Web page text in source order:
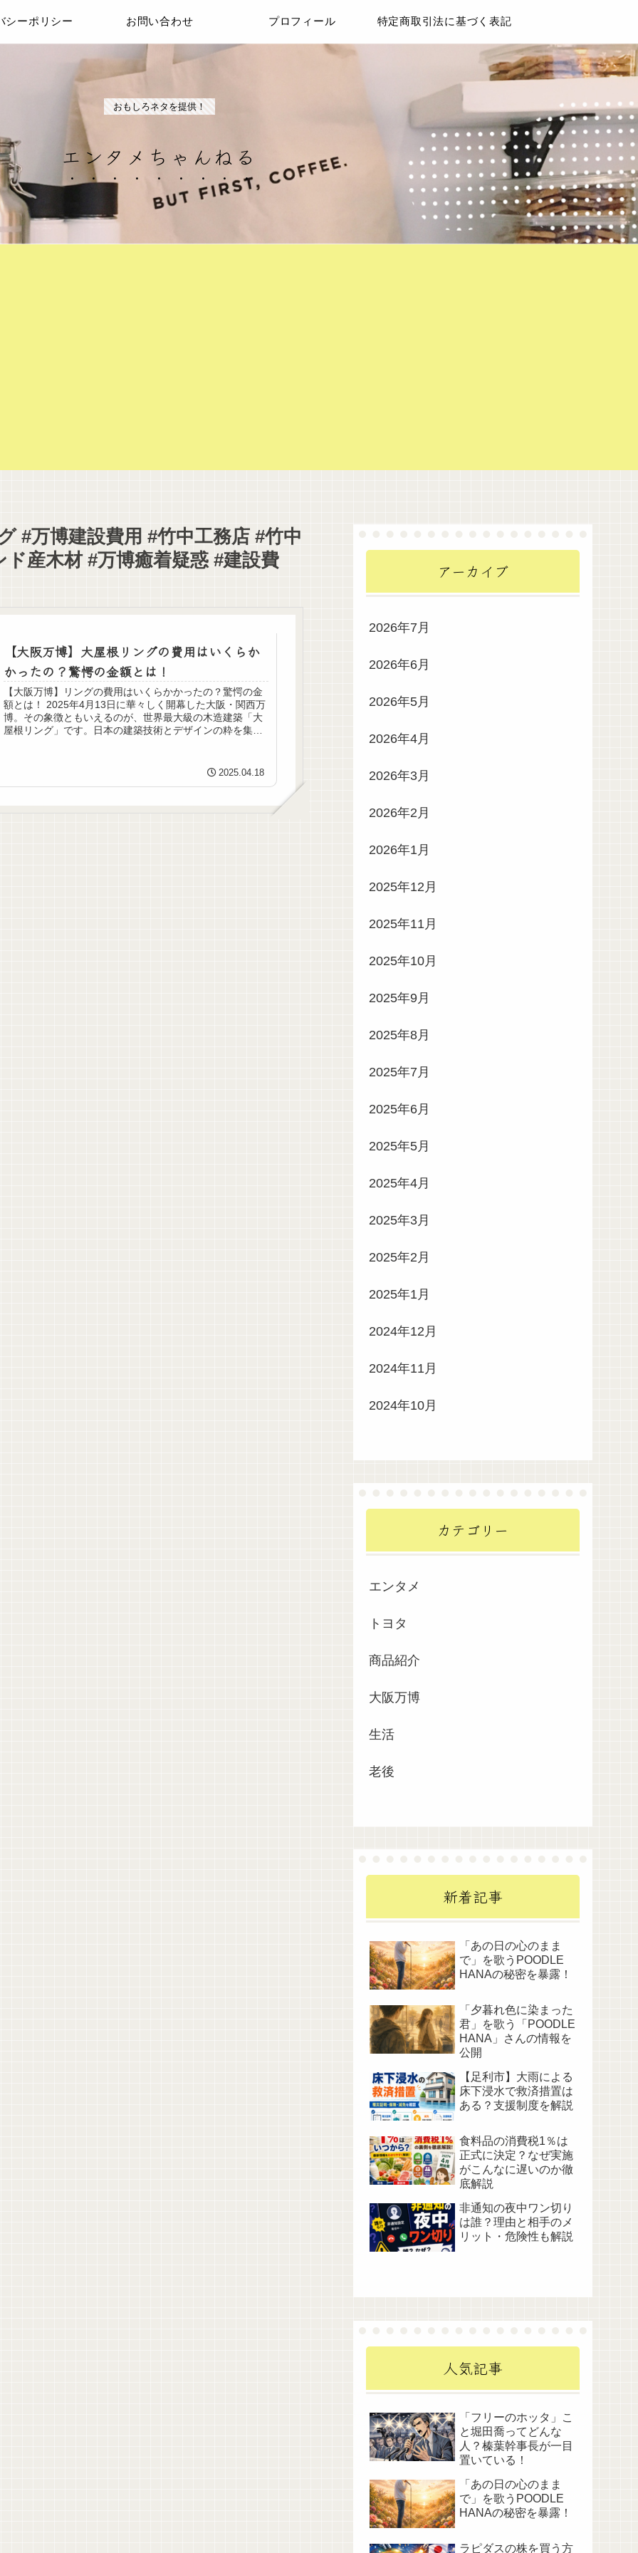
おもしろネタを提供！
エンタメちゃんねる
シーポリシー お問い合わせ プロフィール 特定商取引法に基づく表記
#万博建設費用 #竹中工務店 #竹中
産木材 #万博癒着疑惑 #建設費
【大阪万博】大屋根リングの費用はいくらか
かったの？驚愕の金額とは！
【大阪万博】リングの費用はいくらかかったの？驚愕の金
額とは！ 2025年4月13日に華々しく開幕した大阪・関西万
博。その象徴ともいえるのが、世界最大級の木造建築「大
屋根リング」です。日本の建築技術とデザインの粋を集め
2025.04.18
アーカイブ
2026年7月
2026年6月
2026年5月
2026年4月
2026年3月
2026年2月
2026年1月
2025年12月
2025年11月
2025年10月
2025年9月
2025年8月
2025年7月
2025年6月
2025年5月
2025年4月
2025年3月
2025年2月
2025年1月
2024年12月
2024年11月
2024年10月
カテゴリー
エンタメ
トヨタ
商品紹介
大阪万博
生活
老後
新着記事
「あの日の心のまま
で」を歌うPOODLE
HANAの秘密を暴露！
「夕暮れ色に染まった
君」を歌う「POODLE
HANA」さんの情報を
公開
【足利市】大雨による
床下浸水で救済措置は
ある？支援制度を解説
食料品の消費税1％は
正式に決定？なぜ実施
がこんなに遅いのか徹
底解説
非通知の夜中ワン切り
は誰？理由と相手のメ
リット・危険性も解説
人気記事
「フリーのホッタ」こ
と堀田喬ってどんな
人？榛葉幹事長が一目
置いている！
「あの日の心のまま
で」を歌うPOODLE
HANAの秘密を暴露！
ラピダスの株を買う方